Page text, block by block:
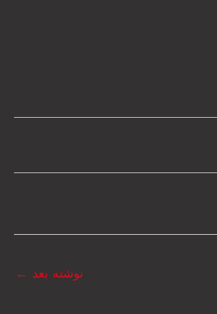
نوشته بعد ←